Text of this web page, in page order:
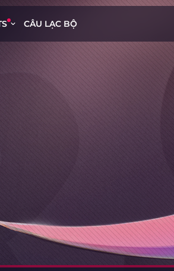
CÂU LẠC BỘ